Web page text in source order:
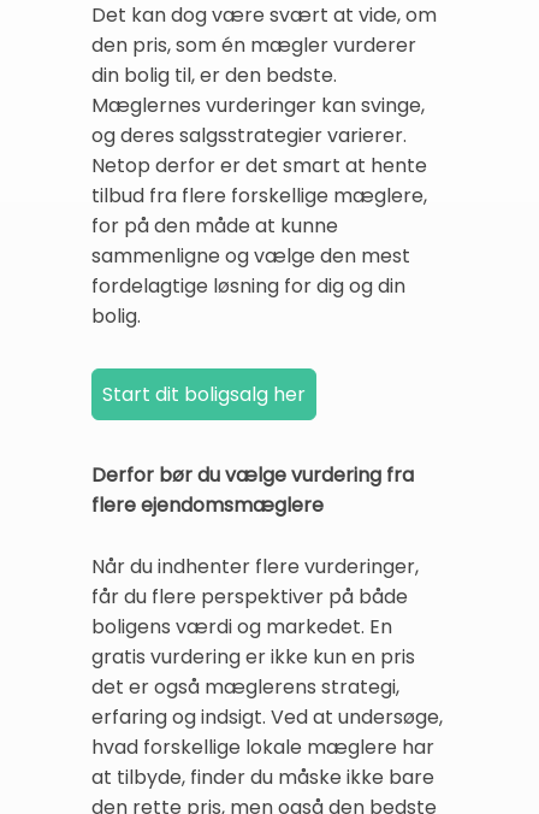
Det kan dog være svært at vide, om
den pris, som én mægler vurderer
din bolig til, er den bedste.
Mæglernes vurderinger kan svinge,
og deres salgsstrategier varierer.
Netop derfor er det smart at hente
tilbud fra flere forskellige mæglere,
for på den måde at kunne
sammenligne og vælge den mest
fordelagtige løsning for dig og din
bolig.
Derfor bør du vælge vurdering fra
flere ejendomsmæglere
Når du indhenter flere vurderinger,
får du flere perspektiver på både
boligens værdi og markedet. En
gratis vurdering er ikke kun en pris
det er også mæglerens strategi,
erfaring og indsigt. Ved at undersøge,
hvad forskellige lokale mæglere har
at tilbyde, finder du måske ikke bare
den rette pris, men også den bedste